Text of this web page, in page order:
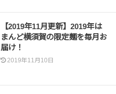
【2019年11月更新】2019年は
まんど横須賀の限定麺を毎月お
届け！
2019年11月10日